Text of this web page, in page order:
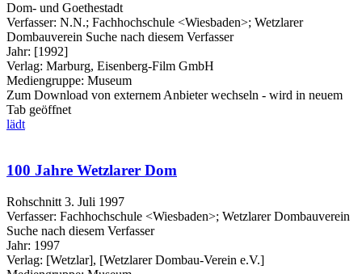
Dom- und Goethestadt
Verfasser: N.N.; Fachhochschule <Wiesbaden>; Wetzlarer
Dombauverein Suche nach diesem Verfasser
Jahr: [1992]
Verlag: Marburg, Eisenberg-Film GmbH
Mediengruppe: Museum
Zum Download von externem Anbieter wechseln - wird in neuem
Tab geöffnet
lädt
100 Jahre Wetzlarer Dom
Rohschnitt 3. Juli 1997
Verfasser: Fachhochschule <Wiesbaden>; Wetzlarer Dombauverein
Suche nach diesem Verfasser
Jahr: 1997
Verlag: [Wetzlar], [Wetzlarer Dombau-Verein e.V.]